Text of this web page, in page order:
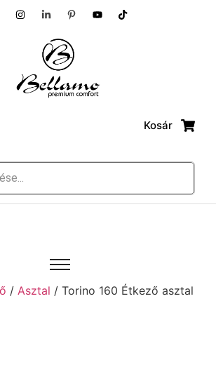
Kosár
/ Asztal / Torino 160 Étkező asztal